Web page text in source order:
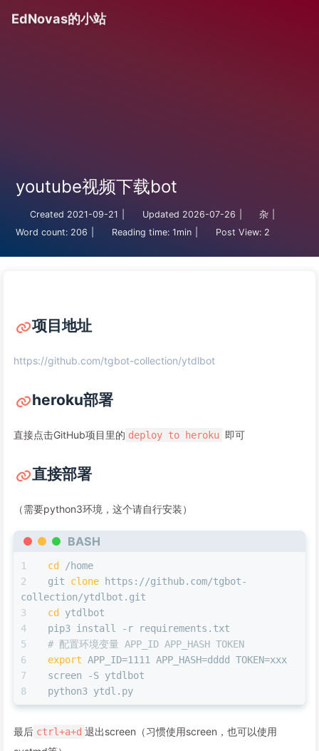
EdNovas的小站
youtube视频下载bot
Created 2021-09-21 Updated 2026-07-26 杂
Word count: 206 Reading time: 1min Post View: 2
项目地址
https://github.com/tgbot-collection/ytdlbot
heroku部署
直接点击GitHub项目里的 deploy to heroku 即可
直接部署
（需要python3环境，这个请自行安装）
BASH
cd
/home
git clone https://github.com/tgbot-
collection/ytdlbot.git
cd
ytdlbot
pip3 install -r requirements.txt
# 配置环境变量 APP_ID APP_HASH TOKEN
export APP_ID=1111 APP_HASH=dddd TOKEN=xxx
screen -S ytdlbot
python3 ytdl.py
最后 ctrl+a+d 退出screen（习惯使用screen，也可以使用